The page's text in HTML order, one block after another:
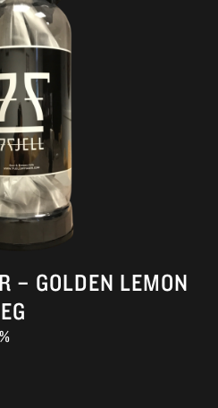
– GOLDEN LEMON